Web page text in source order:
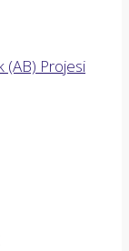
(AB) Projesi